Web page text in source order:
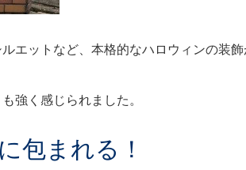
エットなど、本格的なハロウィンの装
強く感じられました。
包まれる！